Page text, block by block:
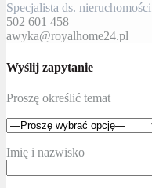
Specjalista ds. nieruchomości
502 601 458
awyka@royalhome24.pl
Wyślij zapytanie
Proszę określić temat
Imię i nazwisko